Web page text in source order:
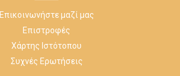
Επικοινωνήστε μαζί μας
Επιστροφές
Χάρτης Ιστότοπου
Συχνές Ερωτήσεις